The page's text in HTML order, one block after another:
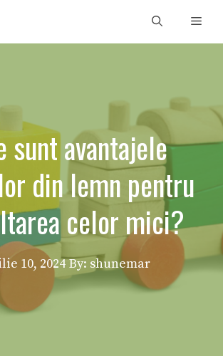
sunt avantajele
din lemn pentru
celor mici?
10, 2024 By: shunemar